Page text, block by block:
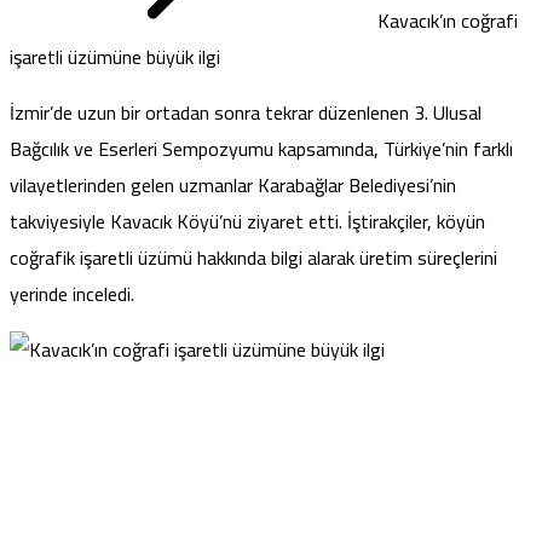
Kavacık’ın coğrafi
işaretli üzümüne büyük ilgi
İzmir’de uzun bir ortadan sonra tekrar düzenlenen 3. Ulusal
Bağcılık ve Eserleri Sempozyumu kapsamında, Türkiye’nin farklı
vilayetlerinden gelen uzmanlar Karabağlar Belediyesi’nin
takviyesiyle Kavacık Köyü’nü ziyaret etti. İştirakçiler, köyün
coğrafik işaretli üzümü hakkında bilgi alarak üretim süreçlerini
yerinde inceledi.